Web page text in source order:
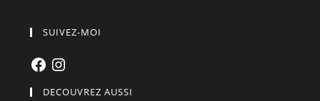
SUIVEZ-MOI
FacebookInstagram
DECOUVREZ AUSSI